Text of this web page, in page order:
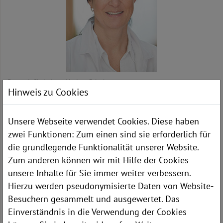
Dr. med. Christiane Hering-Schubert
Hämatologie und internistische Onkologie
Fachärztin für Innere Medizin, Teilgebiete Hämatologie / Onkologie
14:30 bis 17:30 Uhr zur Verfügung.
Termine nach Vereinbarung unter Telefon: 06623/86 5318
E-Mail:info[at]mvz-rotenburg.de
WEITERE INFORMATIONEN
Hinweis zu Cookies
Unsere Webseite verwendet Cookies. Diese haben
zwei Funktionen: Zum einen sind sie erforderlich für
die grundlegende Funktionalität unserer Website.
Zum anderen können wir mit Hilfe der Cookies
unsere Inhalte für Sie immer weiter verbessern.
Hierzu werden pseudonymisierte Daten von Website-
Besuchern gesammelt und ausgewertet. Das
Einverständnis in die Verwendung der Cookies